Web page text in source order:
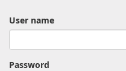
User name
Password